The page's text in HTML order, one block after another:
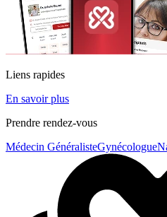
Liens rapides
En savoir plus
Prendre rendez-vous
Médecin GénéralisteGynécologue